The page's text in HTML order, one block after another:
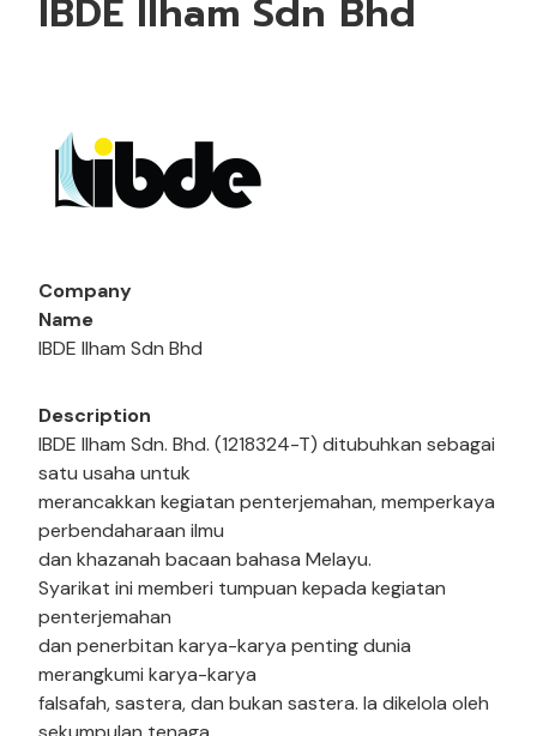
IBDE Ilham Sdn Bhd
Company
Name
IBDE Ilham Sdn Bhd
Description
IBDE Ilham Sdn. Bhd. (1218324-T) ditubuhkan sebagai
satu usaha untuk
merancakkan kegiatan penterjemahan, memperkaya
perbendaharaan ilmu
dan khazanah bacaan bahasa Melayu.
Syarikat ini memberi tumpuan kepada kegiatan
penterjemahan
dan penerbitan karya-karya penting dunia
merangkumi karya-karya
falsafah, sastera, dan bukan sastera. Ia dikelola oleh